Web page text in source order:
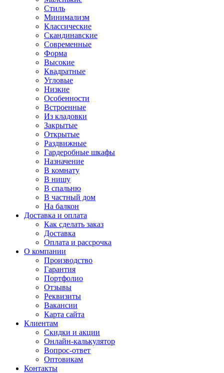
Стиль
Минимализм
Классические
Скандинавские
Современные
Форма
Высокие
Квадратные
Угловые
Низкие
Особенности
Встроенные
Из кладовки
Закрытые
Открытые
Раздвижные
Гардеробные шкафы
Назначение
В комнату
В нишу
В спальню
В частный дом
На балкон
Доставка и оплата
Как сделать заказ
Доставка
Оплата и рассрочка
О компании
Производство
Гарантия
Портфолио
Отзывы
Реквизиты
Вакансии
Карта сайта
Клиентам
Скидки и акции
Онлайн-калькулятор
Вопрос-ответ
Оптовикам
Контакты